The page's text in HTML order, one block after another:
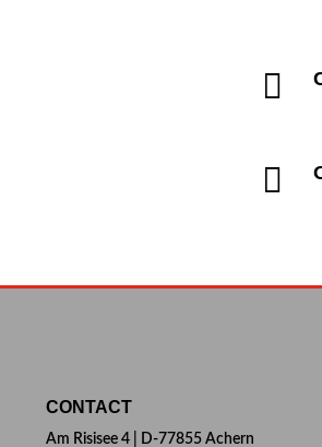


CONTACT
Am Risisee 4 | D-77855 Achern